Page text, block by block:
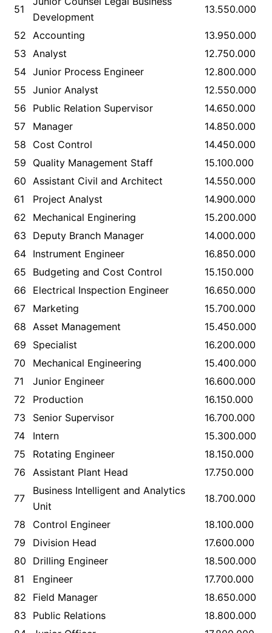
51
Development
13.550.000
52 Accounting
13.950.000
53
Analyst
12.750.000
54 Junior Process Engineer
12.800.000
55 Junior Analyst
12.550.000
56
Public Relation Supervisor
14.650.000
57
Manager
14.850.000
58
Cost Control
14.450.000
59
Quality Management Staff
15.100.000
60
Assistant Civil and Architect
14.550.000
61
Project Analyst
14.900.000
62
Mechanical Enginering
15.200.000
63
Deputy Branch Manager
14.000.000
64 Instrument Engineer
16.850.000
65
Budgeting and Cost Control
15.150.000
66
Electrical Inspection Engineer
16.650.000
67
Marketing
15.700.000
68
Asset Management
15.450.000
69
Specialist
16.200.000
70
Mechanical Engineering
15.400.000
71
Junior Engineer
16.600.000
72
Production
16.150.000
73
Senior Supervisor
16.700.000
74
Intern
15.300.000
75
Rotating Engineer
18.150.000
76
Assistant Plant Head 17.750.000
77
Business Intelligent and Analytics
Unit
18.700.000
78 Control Engineer
18.100.000
79
Division Head
17.600.000
80
Drilling Engineer
18.500.000
81
Engineer
17.700.000
82
Field Manager
18.650.000
83
Public Relations
18.800.000